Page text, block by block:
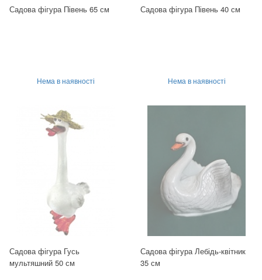
Садова фігура Півень 65 см
Нема в наявності
Садова фігура Півень 40 см
Нема в наявності
Садова фігура Гусь
мультяшний 50 см
Садова фігура Лебідь-квітник
35 см